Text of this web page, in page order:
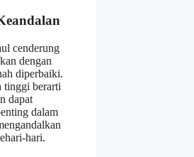
cenderung
dengan
diperbaiki.
tinggi berarti
dapat
dalam
hari.